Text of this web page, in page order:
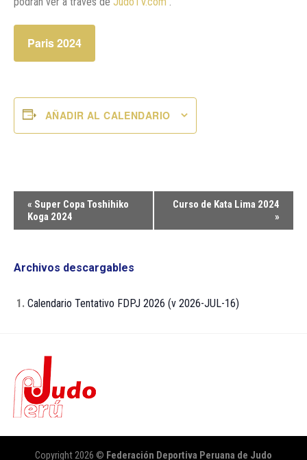
Paris 2024
AÑADIR AL CALENDARIO
Navegación
del
Evento
« Super Copa Toshihiko
Koga 2024
Curso de Kata Lima 2024
»
Archivos descargables
1. Calendario Tentativo FDPJ 2026 (v 2026-JUL-16)
Copyright 2026 © Federación Deportiva Peruana de Judo